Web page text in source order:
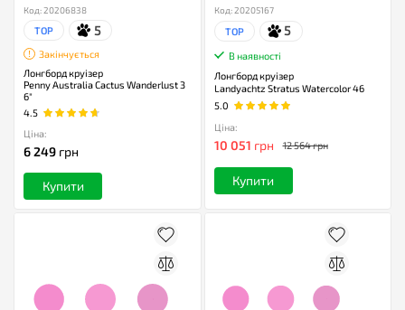
Код: 20206838
TOP 5
Закінчується
Лонгборд круізер
Penny Australia Cactus Wanderlust 3
6"
4.5
Ціна:
6 249 грн
Купити
Код: 20205167
TOP 5
В наявності
Лонгборд круізер
Landyachtz Stratus Watercolor 46
5.0
Ціна:
10 051 грн 12 564 грн
Купити